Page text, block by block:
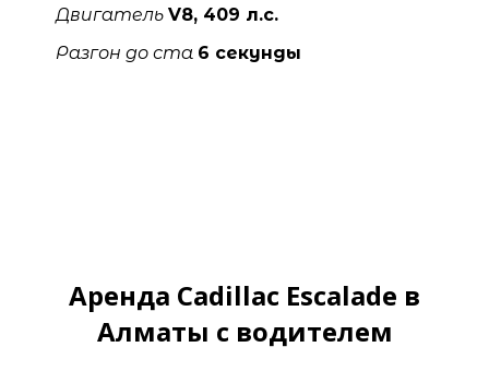
ДвигательV8, 409 л.с.
Разгон до ста 6 секунды
Аренда Cadillac Escalade в
Алматы с водителем